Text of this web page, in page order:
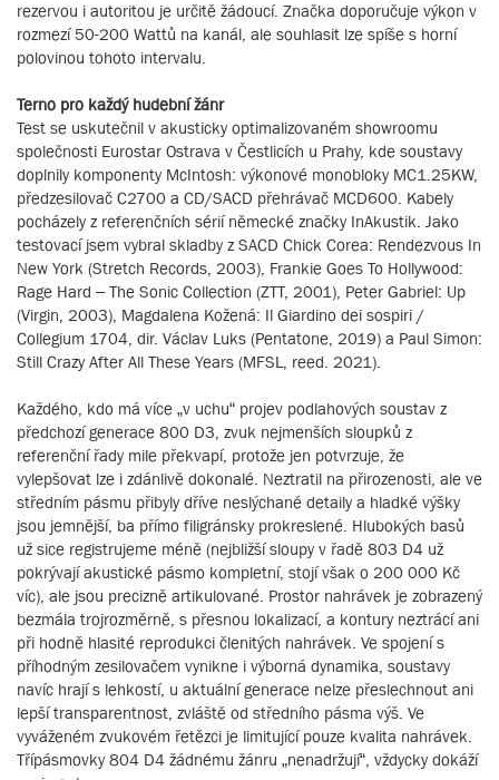
rezervou i autoritou je určitě žádoucí. Značka doporučuje výkon v
rozmezí 50-200 Wattů na kanál, ale souhlasit lze spíše s horní
polovinou tohoto intervalu.
Terno pro každý hudební žánr
Test se uskutečnil v akusticky optimalizovaném showroomu
společnosti Eurostar Ostrava v Čestlicích u Prahy, kde soustavy
doplnily komponenty McIntosh: výkonové monobloky MC1.25KW,
předzesilovač C2700 a CD/SACD přehrávač MCD600. Kabely
pocházely z referenčních sérií německé značky InAkustik. Jako
testovací jsem vybral skladby z SACD Chick Corea: Rendezvous In
New York (Stretch Records, 2003), Frankie Goes To Hollywood:
Rage Hard – The Sonic Collection (ZTT, 2001), Peter Gabriel: Up
(Virgin, 2003), Magdalena Kožená: Il Giardino dei sospiri /
Collegium 1704, dir. Václav Luks (Pentatone, 2019) a Paul Simon:
Still Crazy After All These Years (MFSL, reed. 2021).
Každého, kdo má více „v uchu“ projev podlahových soustav z
předchozí generace 800 D3, zvuk nejmenších sloupků z
referenční řady mile překvapí, protože jen potvrzuje, že
vylepšovat lze i zdánlivě dokonalé. Neztratil na přirozenosti, ale ve
středním pásmu přibyly dříve neslýchané detaily a hladké výšky
jsou jemnější, ba přímo filigránsky prokreslené. Hlubokých basů
už sice registrujeme méně (nejbližší sloupy v řadě 803 D4 už
pokrývají akustické pásmo kompletní, stojí však o 200 000 Kč
víc), ale jsou precizně artikulované. Prostor nahrávek je zobrazený
bezmála trojrozměrně, s přesnou lokalizací, a kontury neztrácí ani
při hodně hlasité reprodukci členitých nahrávek. Ve spojení s
příhodným zesilovačem vynikne i výborná dynamika, soustavy
navíc hrají s lehkostí, u aktuální generace nelze přeslechnout ani
lepší transparentnost, zvláště od středního pásma výš. Ve
vyváženém zvukovém řetězci je limitující pouze kvalita nahrávek.
Třípásmovky 804 D4 žádnému žánru „nenadržují“, vždycky dokáží